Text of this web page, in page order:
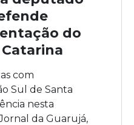
do
com
Sul de Santa
nesta
da Guarujá,